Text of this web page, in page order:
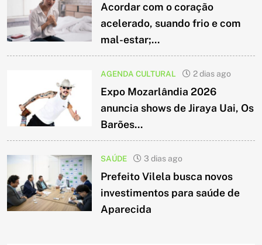
Acordar com o coração
acelerado, suando frio e com
mal-estar;...
AGENDA CULTURAL 2 dias ago
Expo Mozarlândia 2026
anuncia shows de Jiraya Uai, Os
Barões...
SAÚDE 3 dias ago
Prefeito Vilela busca novos
investimentos para saúde de
Aparecida